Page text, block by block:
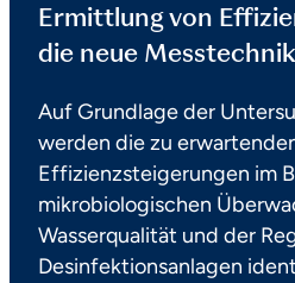
Ermittlung von
die neue Messtechnik
Auf Grundlage der
werden die zu
Effizienzsteigerungen im
mikrobiologischen
Wasserqualität und der
Desinfektionsanlagen